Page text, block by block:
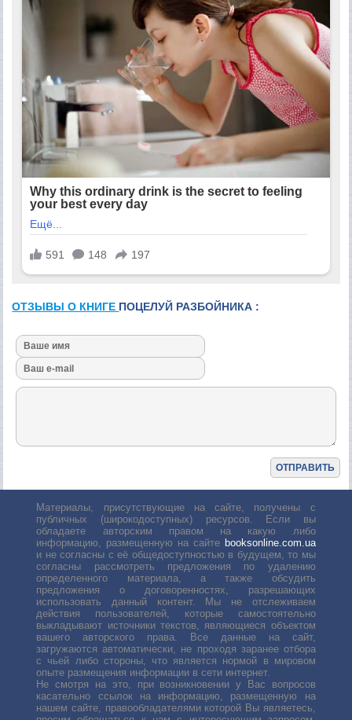
ОТЗЫВЫ О КНИГЕ ПОЦЕЛУЙ РАЗБОЙНИКА :
Материалы, присутствующие на сайте, получены с
публичных (широкодоступных) ресурсов. Если вы
обладаете авторским правом на какую либо
информацию, размещенную на сайте booksonline.com.ua
и не согласны с её общедоступностью в будущем, то мы
согласны рассмотреть предложения по удалению
определенного материала, а также обсудить
предложения о договоренностях, разрешающих
использовать данный контент. Мы не отслеживаем
действия пользователей, которые самостоятельно
выкладывают источники текстов, являющиеся объектом
вашего авторского права. Все данные на сайт,
загружаются автоматически, не проходя заранее отбора
с чьей либо стороны, что является нормой в мировом
опыте размещения информации в сети интернет.
Не смотря на это, при возникновении у Вас вопросов
касательно ссылок на информацию, размещенную на
нашем сайте, правообладателями которой Вы являетесь,